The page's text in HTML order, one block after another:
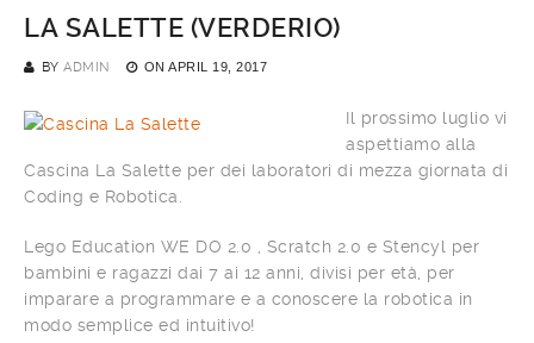
LA SALETTE (VERDERIO)
BY ADMIN ON APRIL 19, 2017
Il prossimo luglio vi
aspettiamo alla
Cascina La Salette per dei laboratori di mezza giornata di
Coding e Robotica.
Lego Education WE DO 2.0 , Scratch 2.0 e Stencyl per
bambini e ragazzi dai 7 ai 12 anni, divisi per età, per
imparare a programmare e a conoscere la robotica in
modo semplice ed intuitivo!